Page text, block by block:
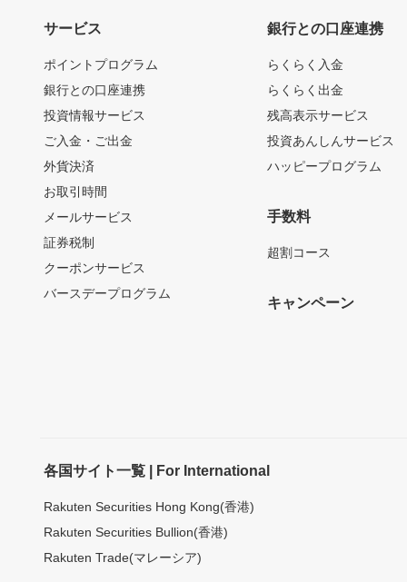
サービス
ポイントプログラム
銀行との口座連携
投資情報サービス
ご入金・ご出金
外貨決済
お取引時間
メールサービス
証券税制
クーポンサービス
バースデープログラム
銀行との口座連携
らくらく入金
らくらく出金
残高表示サービス
投資あんしんサービス
ハッピープログラム
手数料
超割コース
キャンペーン
各国サイト一覧 | For International
Rakuten Securities Hong Kong(香港)
Rakuten Securities Bullion(香港)
Rakuten Trade(マレーシア)